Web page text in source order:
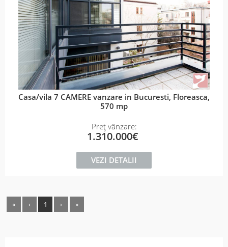
Casa/vila 7 CAMERE vanzare in Bucuresti, Floreasca,
570 mp
Preț vânzare:
1.310.000€
VEZI DETALII
« ‹ 1 › »